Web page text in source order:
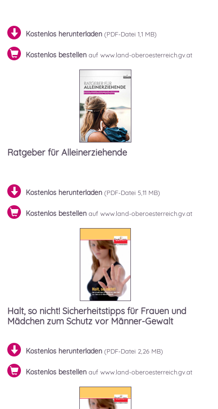
Kostenlos herunterladen 1,1 MB)
Kostenlos bestellen auf www.land-oberoesterreich.gv.at
Ratgeber für Alleinerziehende
Kostenlos herunterladen 5,11 MB)
Kostenlos bestellen auf www.land-oberoesterreich.gv.at
Halt, so nicht! Sicherheitstipps für Frauen und
Mädchen zum Schutz vor Männer-Gewalt
Kostenlos herunterladen 2,26 MB)
Kostenlos bestellen auf www.land-oberoesterreich.gv.at